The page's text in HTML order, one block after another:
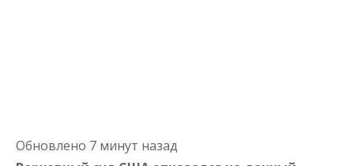
Обновлено 7 минут назад